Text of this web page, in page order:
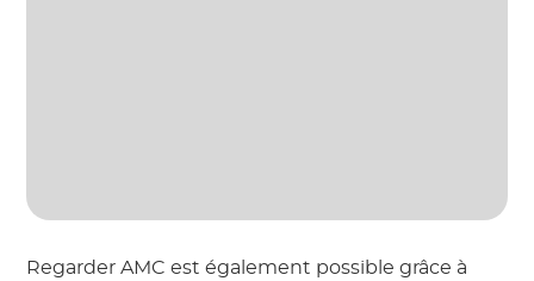
Regarder AMC est également possible grâce à